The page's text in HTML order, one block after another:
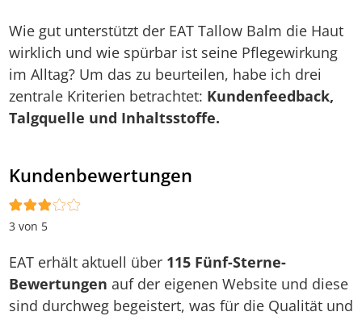
Wie gut unterstützt der EAT Tallow Balm die Haut
wirklich und wie spürbar ist seine Pflegewirkung
im Alltag? Um das zu beurteilen, habe ich drei
zentrale Kriterien betrachtet: Kundenfeedback,
Talgquelle und Inhaltsstoffe.
Kundenbewertungen
3 von 5
EAT erhält aktuell über 115 Fünf-Sterne-
Bewertungen auf der eigenen Website und diese
sind durchweg begeistert, was für die Qualität und